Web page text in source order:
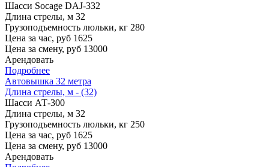
Шасси Socage DAJ-332
Длина стрелы, м 32
Грузоподъемность люльки, кг 280
Цена за час, руб 1625
Цена за смену, руб 13000
Арендовать
Подробнее
Автовышка 32 метра
Длина стрелы, м - (32)
Шасси АТ-300
Длина стрелы, м 32
Грузоподъемность люльки, кг 250
Цена за час, руб 1625
Цена за смену, руб 13000
Арендовать